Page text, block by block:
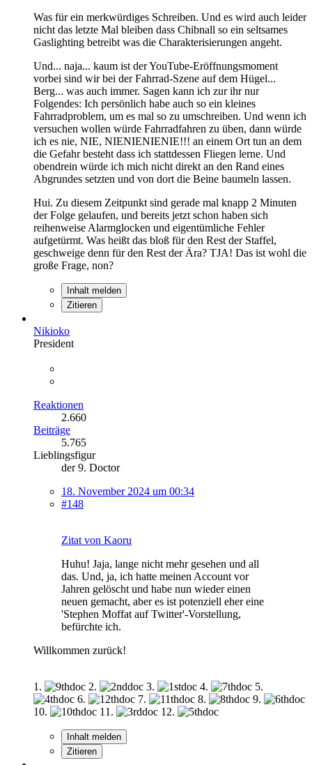
Was für ein merkwürdiges Schreiben. Und es wird auch leider
nicht das letzte Mal bleiben dass Chibnall so ein seltsames
Gaslighting betreibt was die Charakterisierungen angeht.
Und... naja... kaum ist der YouTube-Eröffnungsmoment
vorbei sind wir bei der Fahrrad-Szene auf dem Hügel...
Berg... was auch immer. Sagen kann ich zur ihr nur
Folgendes: Ich persönlich habe auch so ein kleines
Fahrradproblem, um es mal so zu umschreiben. Und wenn ich
versuchen wollen würde Fahrradfahren zu üben, dann würde
ich es nie, NIE, NIENIENIENIE!!! an einem Ort tun an dem
die Gefahr besteht dass ich stattdessen Fliegen lerne. Und
obendrein würde ich mich nicht direkt an den Rand eines
Abgrundes setzten und von dort die Beine baumeln lassen.
Hui. Zu diesem Zeitpunkt sind gerade mal knapp 2 Minuten
der Folge gelaufen, und bereits jetzt schon haben sich
reihenweise Alarmglocken und eigentümliche Fehler
aufgetürmt. Was heißt das bloß für den Rest der Staffel,
geschweige denn für den Rest der Ära? TJA! Das ist wohl die
große Frage, non?
Inhalt melden
Zitieren
Nikioko
President
Reaktionen
2.660
Beiträge
5.765
Lieblingsfigur
der 9. Doctor
18. November 2024 um 00:34
#148
Zitat von Kaoru
Huhu! Jaja, lange nicht mehr gesehen und all
das. Und, ja, ich hatte meinen Account vor
Jahren gelöscht und habe nun wieder einen
neuen gemacht, aber es ist potenziell eher eine
'Stephen Moffat auf Twitter'-Vorstellung,
befürchte ich.
Willkommen zurück!
1. 2. 3. 4.
5.
6.
7. 8.
9.
10.
11. 12.
Inhalt melden
Zitieren